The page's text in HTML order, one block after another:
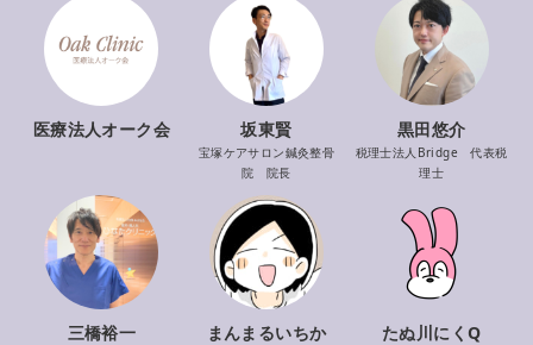
医療法人オーク会 坂東賢
宝塚ケアサロン鍼灸整骨
院 院長
黒田悠介
税理士法人Bridge 代表税
理士
三橋裕一 まんまるいちか たぬ川にくQ